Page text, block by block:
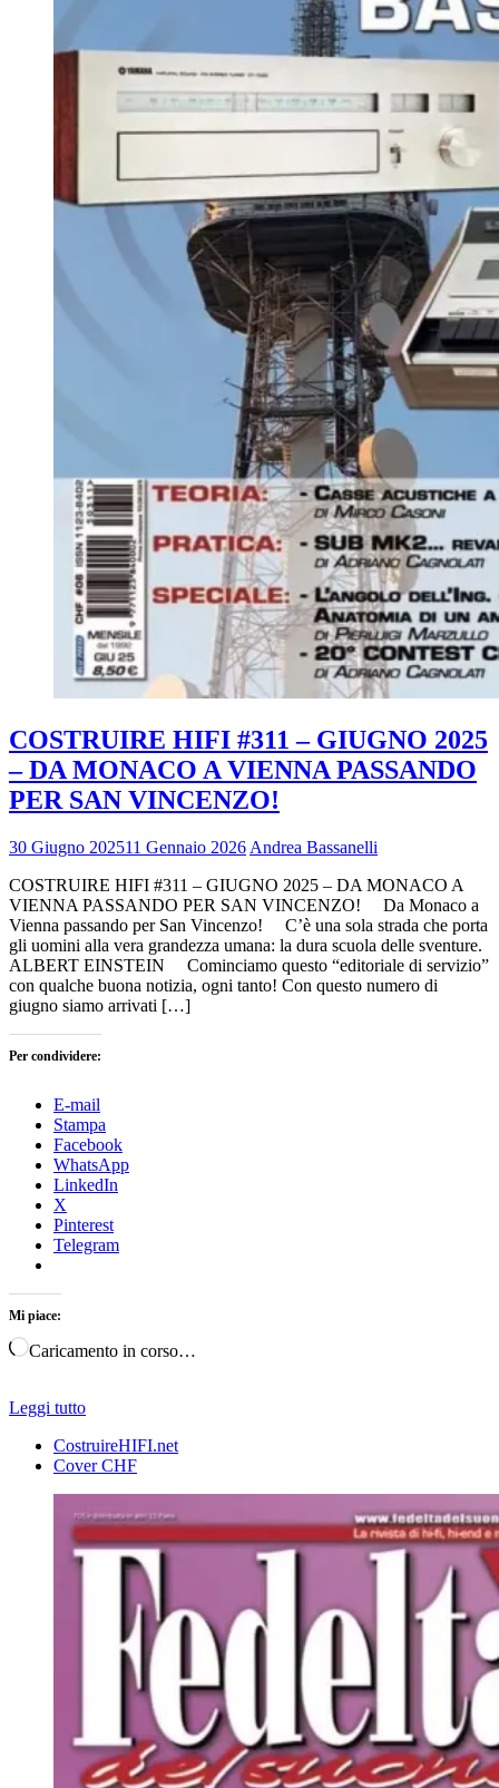
COSTRUIRE HIFI #311 – GIUGNO 2025
– DA MONACO A VIENNA PASSANDO
PER SAN VINCENZO!
30 Giugno 202511 Gennaio 2026 Andrea Bassanelli
COSTRUIRE HIFI #311 – GIUGNO 2025 – DA MONACO A
VIENNA PASSANDO PER SAN VINCENZO! Da Monaco a
Vienna passando per San Vincenzo! C’è una sola strada che porta
gli uomini alla vera grandezza umana: la dura scuola delle sventure.
ALBERT EINSTEIN Cominciamo questo “editoriale di servizio”
con qualche buona notizia, ogni tanto! Con questo numero di
giugno siamo arrivati […]
Per condividere:
E-mail
Stampa
Facebook
WhatsApp
LinkedIn
X
Pinterest
Telegram
Mi piace:
Caricamento in corso…
Leggi tutto
CostruireHIFI.net
Cover CHF